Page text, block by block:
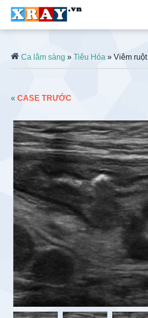
Ca lâm sàng »Tiêu Hóa » Viêm ruột
«CASE TRƯỚC